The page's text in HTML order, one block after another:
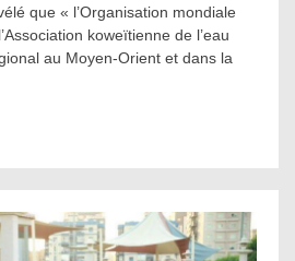
que « l’Organisation mondiale
koweïtienne de l’eau
au Moyen-Orient et dans la